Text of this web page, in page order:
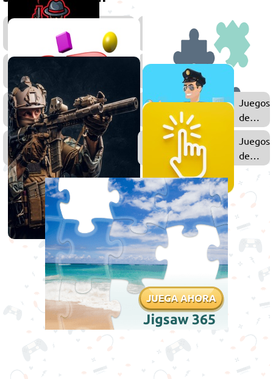
de
Mafia
Mundo
Abierto
Juegos
Juegos
de
Policías
Juegos
Disparos
Juegos
de
Clic